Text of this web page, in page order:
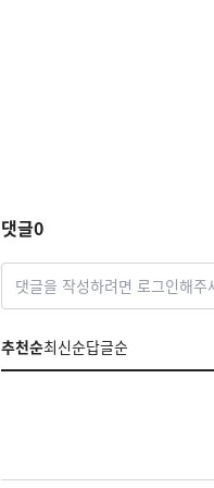
댓글0
댓글을 작성하려면 로그인해주
추천순최신순답글순